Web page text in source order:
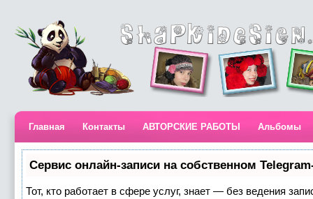
Главная Контакты АВТОРСКИЕ РАБОТЫ Альбомы
Сервис онлайн-записи на собственном
Тот, кто работает в сфере услуг, знает — без ведения